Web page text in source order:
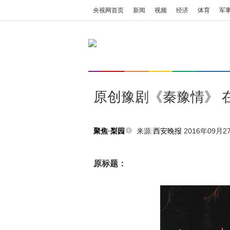
央视网首页 新闻 视频 经济 体育 军
原创豫剧《秦豫情》
聚焦·梨园 来源:西安晚报 2016年09月
原标题：